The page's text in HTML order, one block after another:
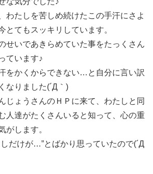
わたしを苦しめ続けたこの手汗にさよ
とてもスッキリしています。
せいであきらめていた事をたっくさん
ています♪
をかくからできない…と自分に言い訳
なりました(´Д｀)
じょうさんのＨＰに来て、わたしと同
人達がたくさんいると知って、心の重
がします。
だけが…”とばかり思っていたので(´Д